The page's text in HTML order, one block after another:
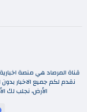
قناة المرصاد هي منصة
نقدم لكم جميع الاخبار
الأرض، نجلب لك